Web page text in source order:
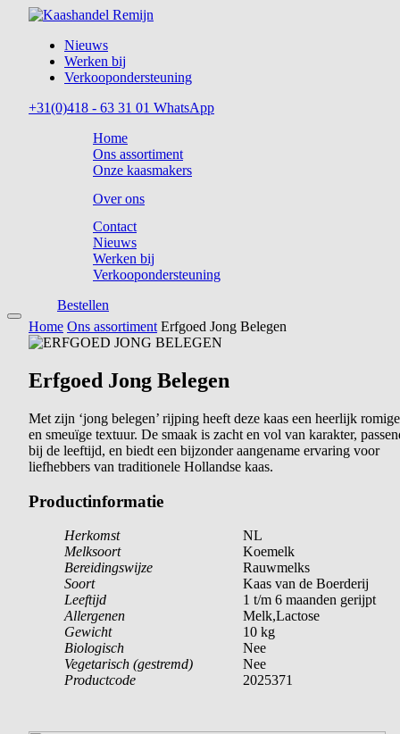
Nieuws
Werken bij
Verkoopondersteuning
+31(0)418 - 63 31 01 WhatsApp
Home
Ons assortiment
Onze kaasmakers
Over ons
Contact
Nieuws
Werken bij
Verkoopondersteuning
Bestellen
Home Ons assortiment Erfgoed Jong Belegen
Erfgoed Jong Belegen
Met zijn ‘jong belegen’ rijping heeft deze kaas een heerlijk romige
en smeuïge textuur. De smaak is zacht en vol van karakter,
bij de leeftijd, en biedt een bijzonder aangename ervaring voor
liefhebbers van traditionele Hollandse kaas.
Productinformatie
Herkomst
NL
Melksoort
Koemelk
Bereidingswijze
Rauwmelks
Soort
Kaas van de Boerderij
Leeftijd
1 t/m 6 maanden gerijpt
Allergenen
Melk,Lactose
Gewicht
10 kg
Biologisch
Nee
Vegetarisch (gestremd)
Nee
Productcode
2025371